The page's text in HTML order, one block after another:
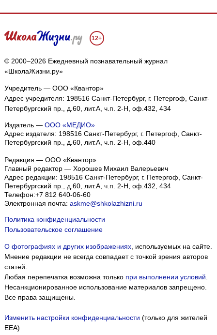
12+
© 2000–2026 Ежедневный познавательный журнал
«ШколаЖизни.ру»
Учредитель — ООО «Квантор»
Адрес учредителя: 198516 Санкт-Петербург, г. Петергоф, Санкт-
Петербургский пр., д.60, лит.А, ч.п. 2-Н, оф.432, 434
Издатель — ООО «МЕДИО»
Адрес издателя: 198516 Санкт-Петербург, г. Петергоф, Санкт-
Петербургский пр., д.60, лит.А, ч.п. 2-Н, оф.440
Редакция — ООО «Квантор»
Главный редактор — Хорошев Михаил Валерьевич
Адрес редакции: 198516 Санкт-Петербург, г. Петергоф Санкт-
Петербургский пр., д.60, лит.А, ч.п. 2-Н, оф.432, 434
Телефон:+7 812 640-06-60
Электронная почта: askme@shkolazhizni.ru
Политика конфиденциальности
Пользовательское соглашение
О фотографиях и других изображениях, используемых на сайте.
Мнение редакции не всегда совпадает с точкой зрения авторов
статей.
Любая перепечатка возможна только при выполнении условий
Несанкционированное использование материалов запрещено.
Все права защищены.
Изменить настройки конфиденциальности (только для жителей
EEA)